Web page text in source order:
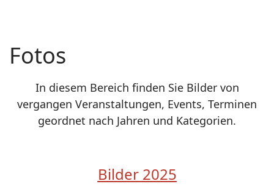
Fotos
In diesem Bereich finden Sie Bilder von
vergangen Veranstaltungen, Events, Terminen
geordnet nach Jahren und Kategorien.
Bilder 2025